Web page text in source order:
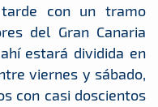
con un tramo
del Gran Canaria
estará dividida en
viernes y sábado,
con casi doscientos